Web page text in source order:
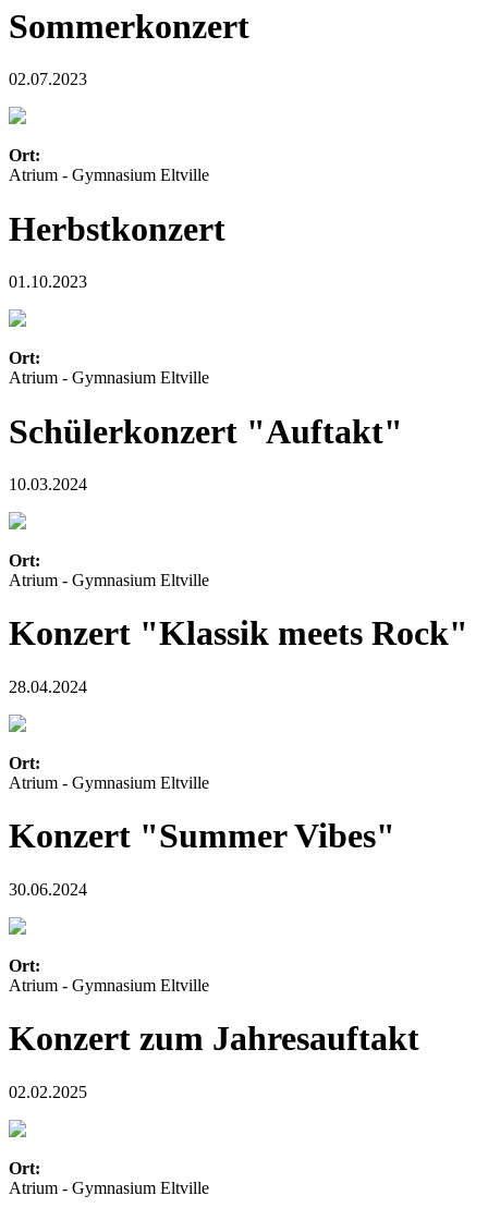
Sommerkonzert
02.07.2023
Ort:
Atrium - Gymnasium Eltville
Herbstkonzert
01.10.2023
Ort:
Atrium - Gymnasium Eltville
Schülerkonzert "Auftakt"
10.03.2024
Ort:
Atrium - Gymnasium Eltville
Konzert "Klassik meets Rock"
28.04.2024
Ort:
Atrium - Gymnasium Eltville
Konzert "Summer Vibes"
30.06.2024
Ort:
Atrium - Gymnasium Eltville
Konzert zum Jahresauftakt
02.02.2025
Ort:
Atrium - Gymnasium Eltville